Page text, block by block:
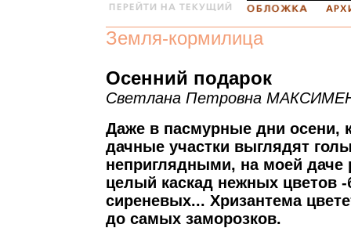
Земля-кормилица
Осенний подарок
Светлана Петровна
Даже в пасмурные дни осени,
дачные участки выглядят
неприглядными, на моей даче
целый каскад нежных цветов
сиреневых... Хризантема
до самых заморозков.